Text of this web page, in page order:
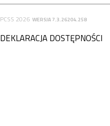
PCSS 2026 WERSJA 7.3.26204.258
DEKLARACJA DOSTĘPNOŚCI